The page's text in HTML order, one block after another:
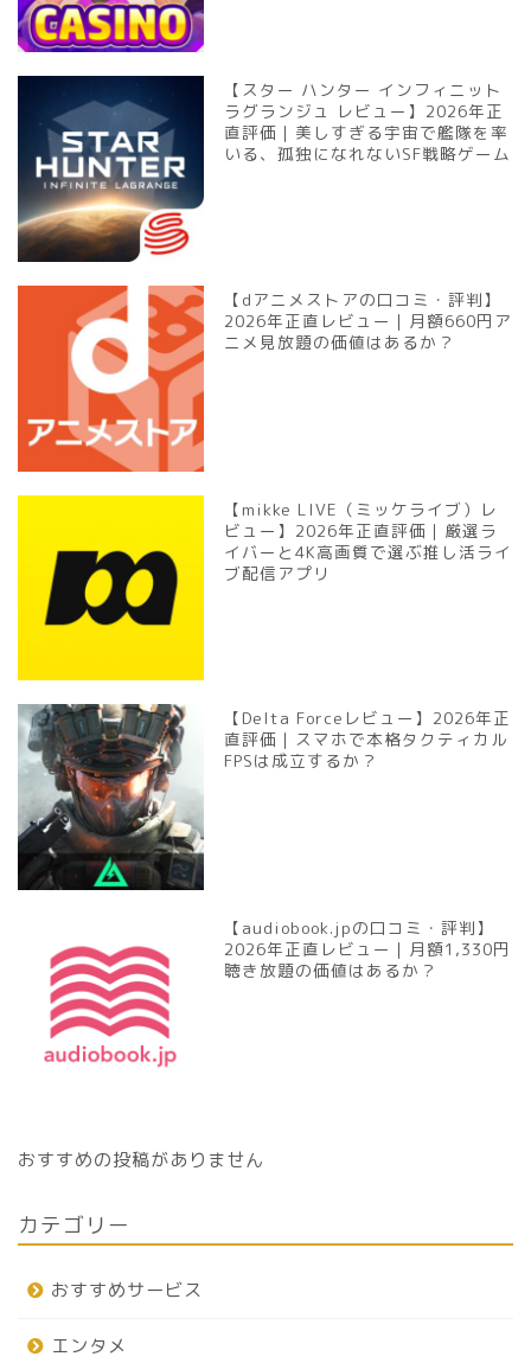
【スター ハンター インフィニット
ラグランジュ レビュー】2026年正
直評価｜美しすぎる宇宙で艦隊を率
いる、孤独になれないSF戦略ゲーム
【dアニメストアの口コミ・評判】
2026年正直レビュー｜月額660円ア
ニメ見放題の価値はあるか？
【mikke LIVE（ミッケライブ）レ
ビュー】2026年正直評価｜厳選ラ
イバーと4K高画質で選ぶ推し活ライ
ブ配信アプリ
【Delta Forceレビュー】2026年正
直評価｜スマホで本格タクティカル
FPSは成立するか？
【audiobook.jpの口コミ・評判】
2026年正直レビュー｜月額1,330円
聴き放題の価値はあるか？
おすすめの投稿がありません
カテゴリー
おすすめサービス
エンタメ